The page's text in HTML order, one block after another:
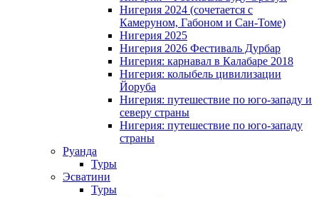
Нигерия 2024 (сочетается с
Камеруном, Габоном и Сан-Томе)
Нигерия 2025
Нигерия 2026 Фестиваль Дурбар
Нигерия: карнавал в Калабаре 2018
Нигерия: колыбель цивилизации
Йоруба
Нигерия: путешествие по юго-западу и
северу страны
Нигерия: путешествие по юго-западу
страны
Руанда
Туры
Эсватини
Туры